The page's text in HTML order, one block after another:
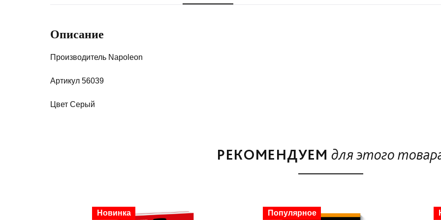
Описание
Производитель Napoleon
Артикул 56039
Цвет Серый
РЕКОМЕНДУЕМ для этого
Скидка
Новинка Скидка
Популярное